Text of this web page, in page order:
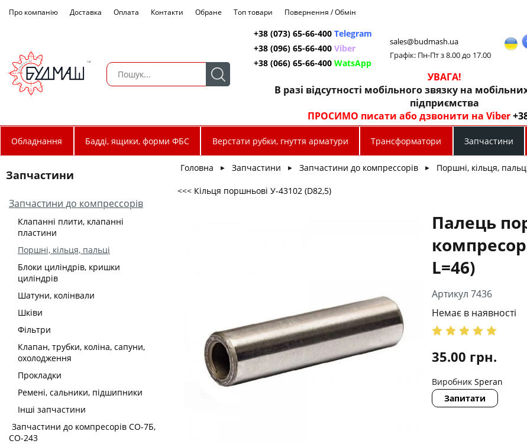
Про компанію Доставка Оплата Контакти Обране Топ товари Повернення / Обмін
+38 (073) 65-66-400 Telegram
+38 (096) 65-66-400 Viber
+38 (066) 65-66-400 WatsApp
sales@budmash.ua
Графік: Пн-Пт з 8.00 до 17.00
УВАГА!
В разі відсутності мобільного звязку на
підприємства
ПРОСИМО писати або дзвонити на Viber
Обладнання Бадді, ящики, форми ФБС Верстати рубки, гнуття арматури Трансформатори Запчастини
Запчастини
Запчастини до компрессорів
Клапанні плити, клапанні
пластини
Поршні, кільця, пальці
Блоки циліндрів, кришки
циліндрів
Шатуни, колінвали
Шківи
Фільтри
Клапан, трубки, коліна, сапуни,
охолодження
Прокладки
Ремені, сальники, підшипники
Інші запчастини
Запчастини до компресорів СО-7Б,
СО-243
Головна ► Запчастини ► Запчастини до компрессорів ► Поршні, кільця,
<<< Кільця поршньові У-43102 (D82,5)
Палець
L=46)
Артикул 7436
Немає в наявності
35.00 грн.
Виробник Speran
Запитати